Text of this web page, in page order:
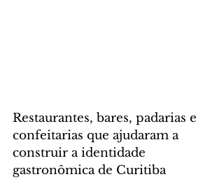
Restaurantes, bares, padarias e
confeitarias que ajudaram a
construir a identidade
gastronômica de Curitiba